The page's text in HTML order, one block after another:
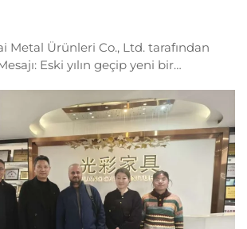
Metal Ürünleri Co., Ltd. tarafından
Eski yılın geçip yeni bir
Guangcai Metal Ürünleri Co.,
ve iş ortaklarına en içten
iletmektedir...